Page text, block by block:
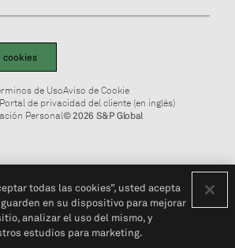
cookies
de UsoAviso de Cookie
Portal de privacidad del cliente (en inglés)
Personal© 2026 S&P Global
todas las cookies”, usted acepta
en su dispositivo para mejorar
analizar el uso del mismo, y
estudios para marketing.